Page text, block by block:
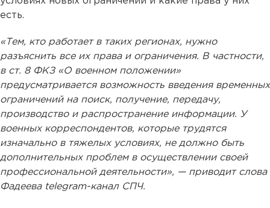
есть.
«Тем, кто работает в таких регионах, нужно
разъяснить все их права и ограничения. В частности,
в ст. 8 ФКЗ «О военном положении»
предусматривается возможность введения временных
ограничений на поиск, получение, передачу,
производство и распространение информации. У
военных корреспондентов, которые трудятся
изначально в тяжелых условиях, не должно быть
дополнительных проблем в осуществлении своей
профессиональной деятельности», — приводит слова
Фадеева telegram-канал СПЧ.